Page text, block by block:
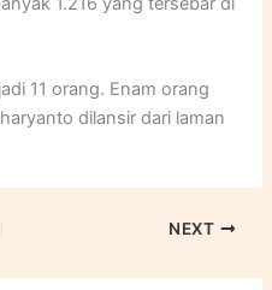
11 orang. Enam orang
dilansir dari laman
NEXT